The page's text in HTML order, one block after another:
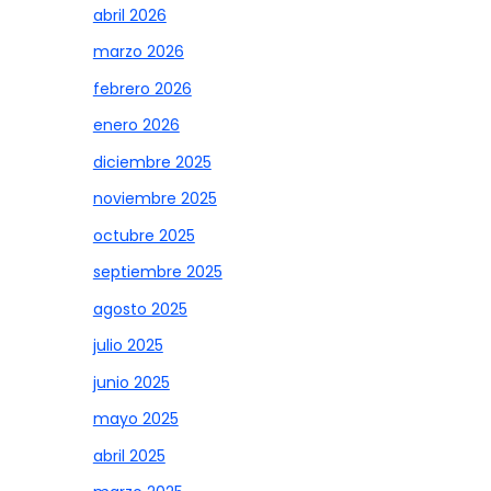
abril 2026
marzo 2026
febrero 2026
enero 2026
diciembre 2025
noviembre 2025
octubre 2025
septiembre 2025
agosto 2025
julio 2025
junio 2025
mayo 2025
abril 2025